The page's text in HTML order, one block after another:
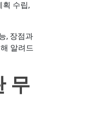
획 수립,
, 장점과
알려드
무